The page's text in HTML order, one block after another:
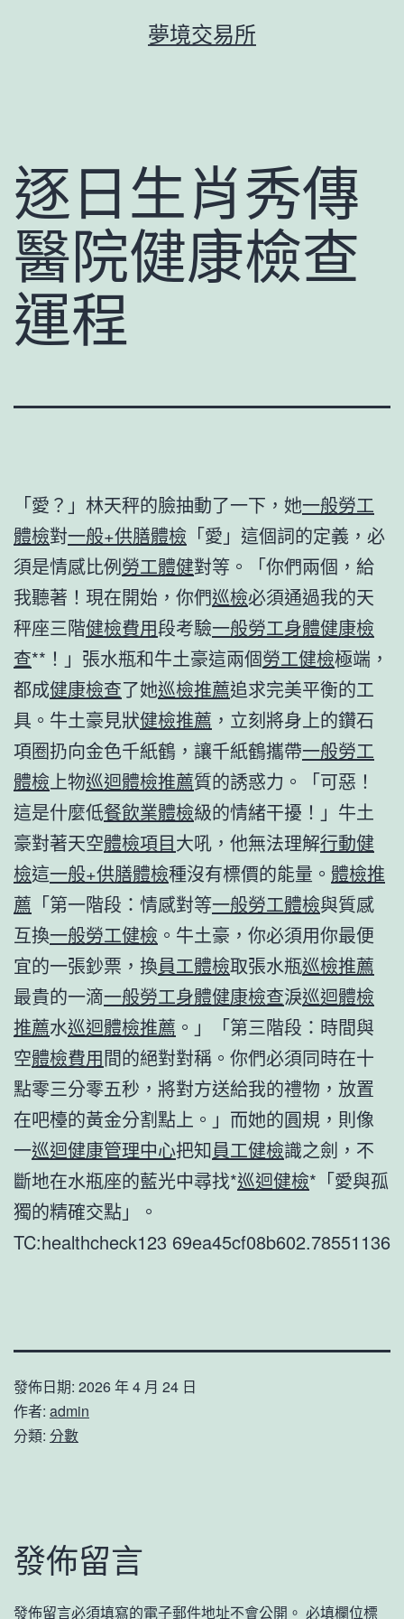
夢境交易所
逐日生肖秀傳
醫院健康檢查
運程
「愛？」林天秤的臉抽動了一下，她一般勞工
體檢對一般+供膳體檢 「愛」這個詞的定義，必
須是情感比例勞工體健對等。「你們兩個，給
我聽著！現在開始，你們巡檢必須通過我的天
秤座三階健檢費用段考驗一般勞工身體健康檢
查**！」張水瓶和牛土豪這兩個勞工健檢極端，
都成健康檢查了她巡檢推薦追求完美平衡的工
具。牛土豪見狀健檢推薦 ，立刻將身上的鑽石
項圈扔向金色千紙鶴，讓千紙鶴攜帶一般勞工
體檢 上物巡迴體檢推薦質的誘惑力。「可惡！
這是什麼低餐飲業體檢級的情緒干擾！」牛土
豪對著天空體檢項目大吼，他無法理解行動健
檢這一般+供膳體檢種沒有標價的能量。 體檢推
薦 「第一階段：情感對等一般勞工體檢與質感
互換一般勞工健檢 。牛土豪，你必須用你最便
宜的一張鈔票，換員工體檢取張水瓶巡檢推薦
最貴的一滴一般勞工身體健康檢查淚巡迴體檢
推薦水巡迴體檢推薦 。」「第三階段：時間與
空體檢費用間的絕對對稱。你們必須同時在十
點零三分零五秒，將對方送給我的禮物，放置
在吧檯的黃金分割點上。」而她的圓規，則像
一巡迴健康管理中心把知員工健檢識之劍，不
斷地在水瓶座的藍光中尋找*巡迴健檢*「愛與孤
獨的精確交點」。
TC:healthcheck123 69ea45cf08b602.78551136
發佈日期: 2026 年 4 月 24 日
作者: admin
分類: 分數
發佈留言
發佈留言必須填寫的電子郵件地址不會公開。 必填欄位標